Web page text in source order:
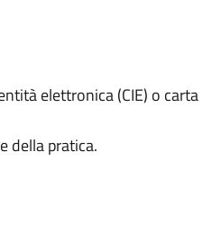
elettronica (CIE) o carta
della pratica.